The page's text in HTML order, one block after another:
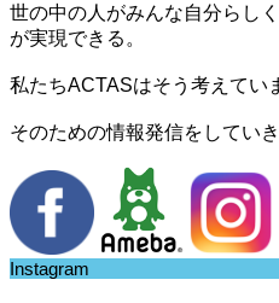
世の中の人がみんな自分らし
が実現できる。
私たちACTASはそう考えてい
そのための情報発信をしていき
Instagram